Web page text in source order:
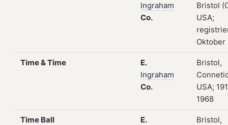
Ingraham
Co.
Bristol
USA;
Oktober
Time & Time
E.
Ingraham
Co.
Bristol,
USA;
1968
Time Ball
E.
Bristol,